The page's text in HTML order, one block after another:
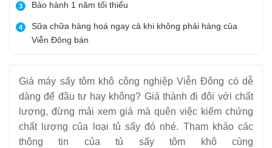
3 Bảo hành 1 năm tối thiểu
4
Sữa chữa hàng hoá ngay cả khi không phải hàng của
Viễn Đông bán
Giá máy sấy tôm khô công nghiệp Viễn Đông có dễ
dàng để đầu tư hay không? Giá thành đi đôi với chất
lượng, đừng mải xem giá mà quên việc kiểm chứng
chất lượng của loại tủ sấy đó nhé. Tham khảo các
thông tin của tủ sấy tôm khô cùng